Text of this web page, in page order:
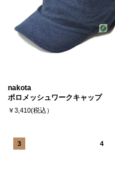
nakota
ポロメッシュワークキャップ
￥3,410(税込）